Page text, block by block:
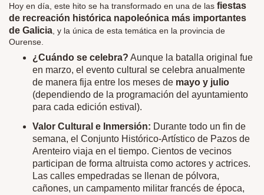
Hoy en día, este hito se ha transformado en una de las fiestas
de recreación histórica napoleónica más importantes
de Galicia, y la única de esta temática en la provincia de
Ourense.
¿Cuándo se celebra? Aunque la batalla original fue
en marzo, el evento cultural se celebra anualmente
de manera fija entre los meses de mayo y julio
(dependiendo de la programación del ayuntamiento
para cada edición estival).
Valor Cultural e Inmersión: Durante todo un fin de
semana, el Conjunto Histórico-Artístico de Pazos de
Arenteiro viaja en el tiempo. Cientos de vecinos
participan de forma altruista como actores y actrices.
Las calles empedradas se llenan de pólvora,
cañones, un campamento militar francés de época,